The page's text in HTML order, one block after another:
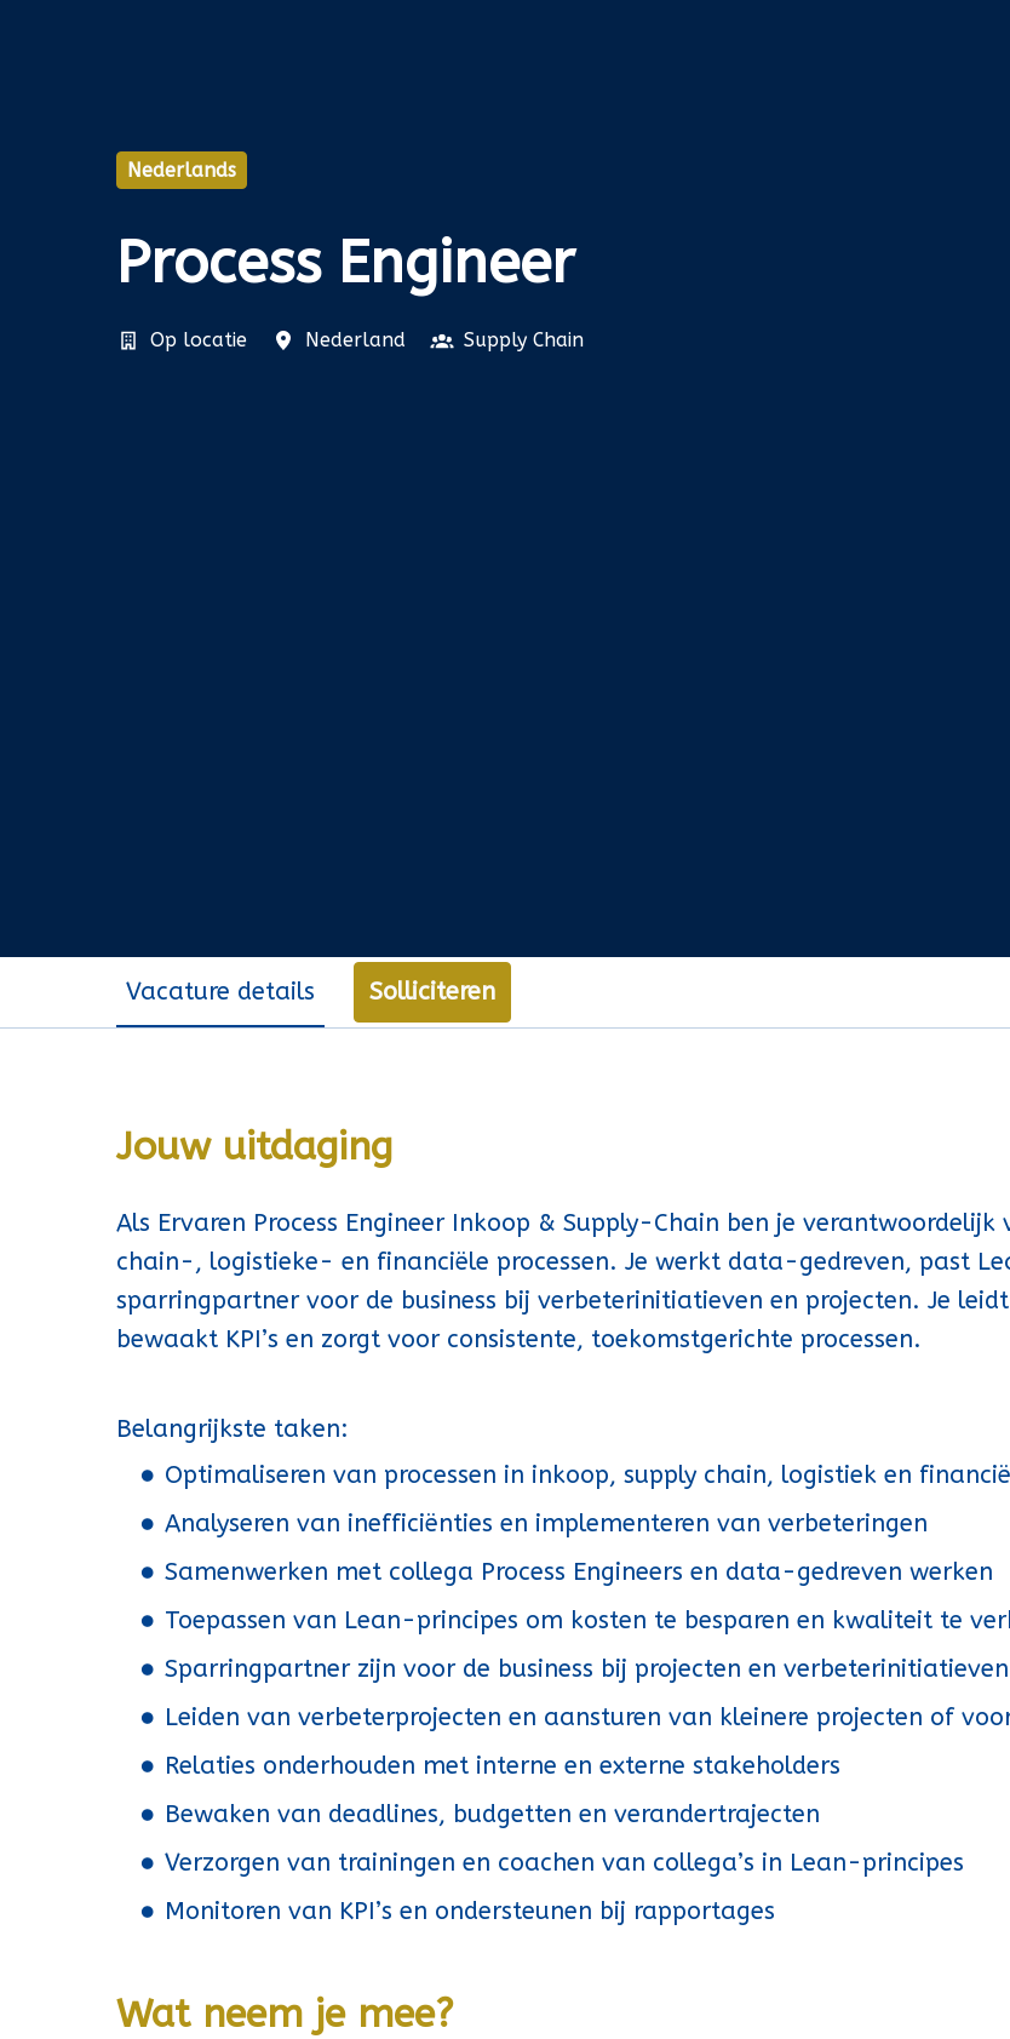
Nederlands
Process Engineer
Op locatie Nederland Supply Chain
Vacature details Solliciteren
Jouw uitdaging
Als Ervaren Process Engineer Inkoop & Supply-Chain ben je
chain-, logistieke- en financiële processen. Je werkt data-gedreven, past
sparringpartner voor de business bij verbeterinitiatieven en projecten. Je
bewaakt KPI’s en zorgt voor consistente, toekomstgerichte processen.
Belangrijkste taken:
Optimaliseren van processen in inkoop, supply chain, logistiek en
Analyseren van inefficiënties en implementeren van verbeteringen
Samenwerken met collega Process Engineers en data-gedreven werken
Toepassen van Lean-principes om kosten te besparen en kwaliteit te
Sparringpartner zijn voor de business bij projecten en verbeterinitiatieven
Leiden van verbeterprojecten en aansturen van kleinere projecten of
Relaties onderhouden met interne en externe stakeholders
Bewaken van deadlines, budgetten en verandertrajecten
Verzorgen van trainingen en coachen van collega’s in Lean-principes
Monitoren van KPI’s en ondersteunen bij rapportages
Wat neem je mee?